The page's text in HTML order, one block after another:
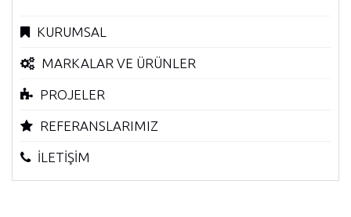
KURUMSAL
MARKALAR VE ÜRÜNLER
PROJELER
REFERANSLARIMIZ
İLETİŞİM